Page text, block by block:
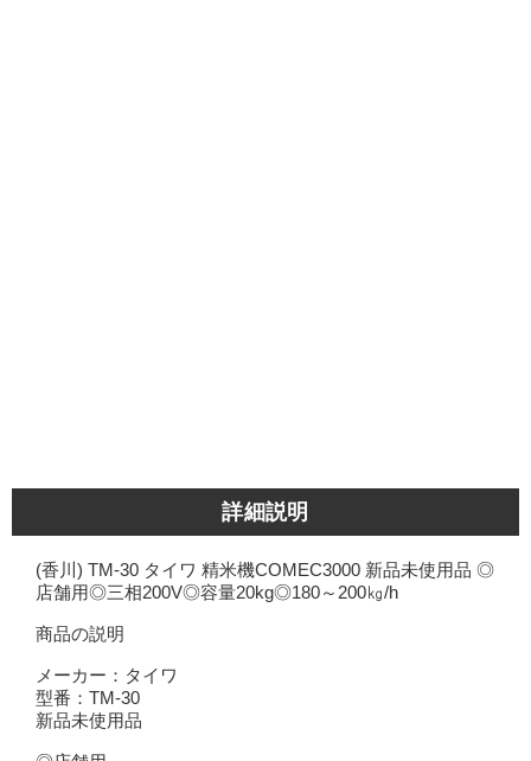
詳細説明
(香川) TM-30 タイワ 精米機COMEC3000 新品未使用品 ◎
店舗用◎三相200V◎容量20kg◎180～200㎏/h
商品の説明
メーカー：タイワ
型番：TM-30
新品未使用品